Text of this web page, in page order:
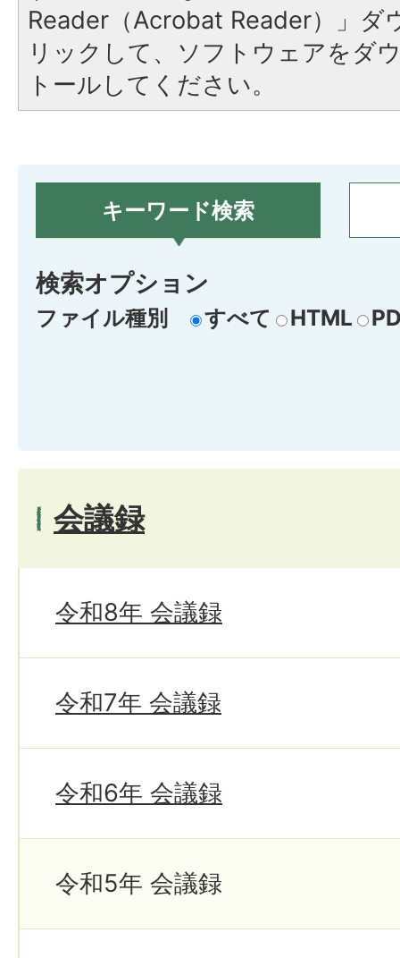
Reader（Acrobat Reader）」ダ
リックして、ソフトウェアをダ
トールしてください。
キーワード検索
検索オプション
ファイル種別 すべて HTML
会議録
令和8年 会議録
令和7年 会議録
令和6年 会議録
令和5年 会議録